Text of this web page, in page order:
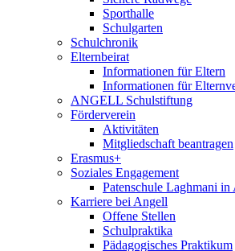
Sporthalle
Schulgarten
Schulchronik
Elternbeirat
Informationen für Eltern
Informationen für
ANGELL Schulstiftung
Förderverein
Aktivitäten
Mitgliedschaft beantragen
Erasmus+
Soziales Engagement
Patenschule Laghmani in
Karriere bei Angell
Offene Stellen
Schulpraktika
Pädagogisches Praktikum